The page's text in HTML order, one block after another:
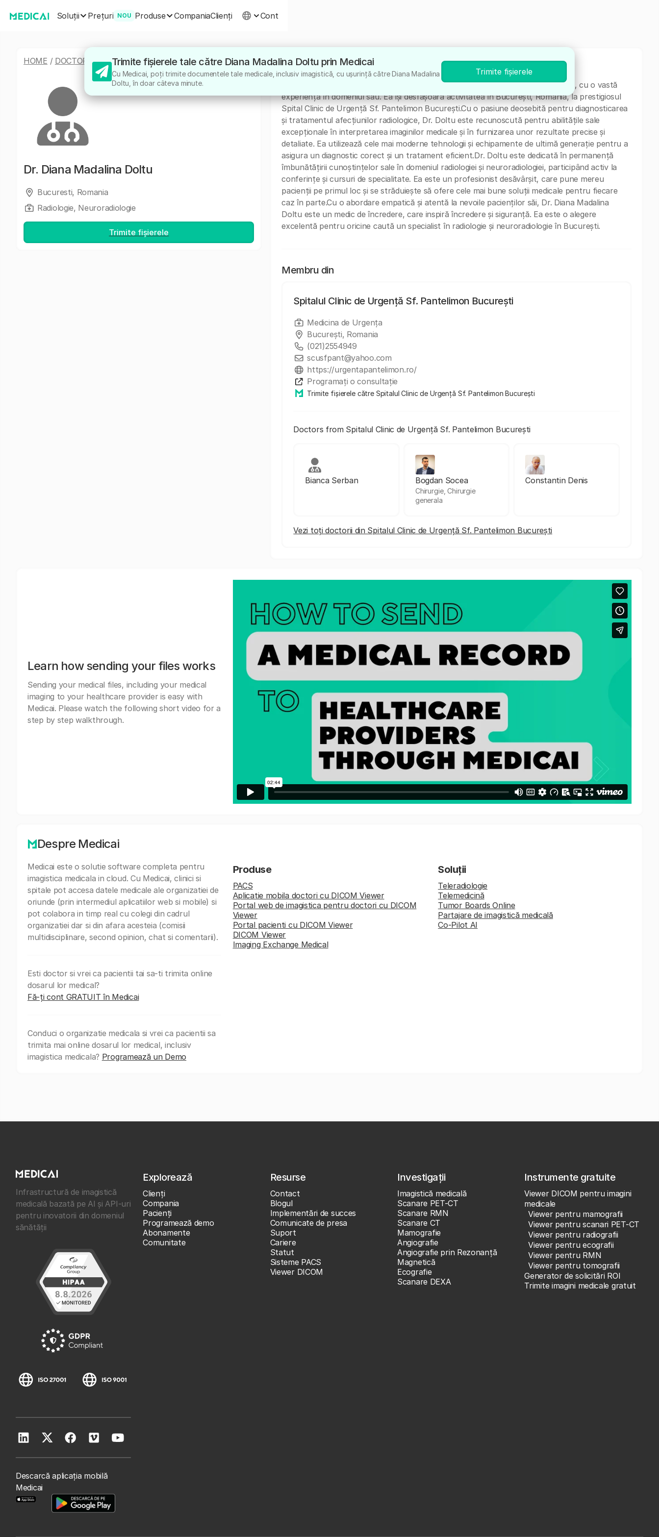
Soluții Prețuri NOU Produse CompaniaClienți Cont
HOME / DOCTORI /DIANA MADALINA DOLTU
Dr. Diana Madalina Doltu
Bucuresti, Romania
Radiologie, Neuroradiologie
Trimite fișierele
Despre
Dr. Diana Madalina Doltu este un medic specialist în Radiologie și Neuroradiologie, cu o vastă
experiență în domeniul său. Ea își desfășoară activitatea în București, România, la prestigiosul
Spital Clinic de Urgență Sf. Pantelimon București.Cu o pasiune deosebită pentru diagnosticarea
și tratamentul afecțiunilor radiologice, Dr. Doltu este recunoscută pentru abilitățile sale
excepționale în interpretarea imaginilor medicale și în furnizarea unor rezultate precise și
detaliate. Ea utilizează cele mai moderne tehnologii și echipamente de ultimă generație pentru a
asigura un diagnostic corect și un tratament eficient.Dr. Doltu este dedicată în permanență
îmbunătățirii cunoștințelor sale în domeniul radiologiei și neuroradiologiei, participând activ la
conferințe și cursuri de specialitate. Ea este un profesionist desăvârșit, care pune mereu
pacienții pe primul loc și se străduiește să ofere cele mai bune soluții medicale pentru fiecare
caz în parte.Cu o abordare empatică și atentă la nevoile pacienților săi, Dr. Diana Madalina
Doltu este un medic de încredere, care inspiră încredere și siguranță. Ea este o alegere
excelentă pentru oricine caută un specialist în radiologie și neuroradiologie în București.
Membru din
Spitalul Clinic de Urgență Sf. Pantelimon București
Medicina de Urgența
București, Romania
(021)2554949
scusfpant@yahoo.com
https://urgentapantelimon.ro/
Programați o consultație
Trimite fișierele către Spitalul Clinic de Urgență Sf. Pantelimon București
Doctors from Spitalul Clinic de Urgență Sf. Pantelimon București
Bianca Serban Bogdan Socea
Chirurgie, Chirurgie
generala
Constantin Denis
Vezi toți doctorii din Spitalul Clinic de Urgență Sf. Pantelimon București
Learn how sending your files works
Sending your medical files, including your medical
imaging to your healthcare provider is easy with
Medicai. Please watch the following short video for a
step by step walkthrough.
Despre Medicai
Medicai este o solutie software completa pentru
imagistica medicala in cloud. Cu Medicai, clinici si
spitale pot accesa datele medicale ale organizatiei de
oriunde (prin intermediul aplicatiilor web si mobile) si
pot colabora in timp real cu colegi din cadrul
organizatiei dar si din afara acesteia (comisii
multidisciplinare, second opinion, chat si comentarii).
Esti doctor si vrei ca pacientii tai sa-ti trimita online
dosarul lor medical?
Fă-ți cont GRATUIT în Medicai
Conduci o organizatie medicala si vrei ca pacientii sa
trimita mai online dosarul lor medical, inclusiv
imagistica medicala? Programează un Demo
Produse
PACS
Aplicatie mobila doctori cu DICOM Viewer
Portal web de imagistica pentru doctori cu DICOM
Viewer
Portal pacienti cu DICOM Viewer
DICOM Viewer
Imaging Exchange Medical
Soluții
Teleradiologie
Telemedicină
Tumor Boards Online
Partajare de imagistică medicală
Co-Pilot AI
Trimite fișierele tale către Diana Madalina Doltu prin Medicai
Cu Medicai, poți trimite documentele tale medicale, inclusiv imagistică, cu ușurință către Diana Madalina
Doltu, în doar câteva minute.
Trimite fișierele
Infrastructură de imagistică
medicală bazată pe AI și API-uri
pentru inovatorii din domeniul
sănătății
Descarcă aplicația mobilă
Medicai
Explorează
Clienţi
Compania
Pacienți
Programează demo
Abonamente
Comunitate
Resurse
Contact
Blogul
Implementări de succes
Comunicate de presa
Suport
Cariere
Statut
Sisteme PACS
Viewer DICOM
Investigații
Imagistică medicală
Scanare PET-CT
Scanare RMN
Scanare CT
Mamografie
Angiografie
Angiografie prin Rezonanță
Magnetică
Ecografie
Scanare DEXA
Instrumente gratuite
Viewer DICOM pentru imagini
medicale
Viewer pentru mamografii
Viewer pentru scanari PET-CT
Viewer pentru radiografii
Viewer pentru ecografii
Viewer pentru RMN
Viewer pentru tomografii
Generator de solicitări ROI
Trimite imagini medicale gratuit